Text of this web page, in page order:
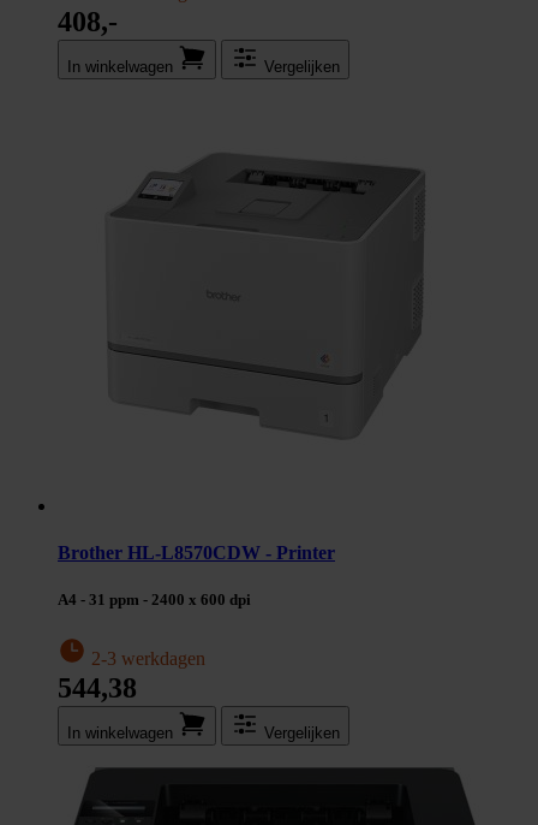
408,-
In winkel­wagen Vergelijken
Brother HL-L8570CDW - Printer
A4 - 31 ppm - 2400 x 600 dpi
2-3 werkdagen
544,38
In winkel­wagen Vergelijken